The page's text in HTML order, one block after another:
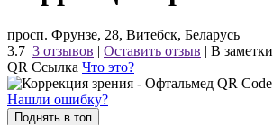
просп. Фрунзе, 28, Витебск, Беларусь
3.7 3 отзывов | Оставить отзыв | В заметки
QR Ссылка Что это?
Нашли ошибку?
Поднять в топ